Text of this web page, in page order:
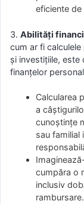
eficiente de
3. Abilități
cum ar fi
și investițiile, este
finanțelor
Calcularea
a
cunoștințe
sau familial
cumpăra o
inclusiv